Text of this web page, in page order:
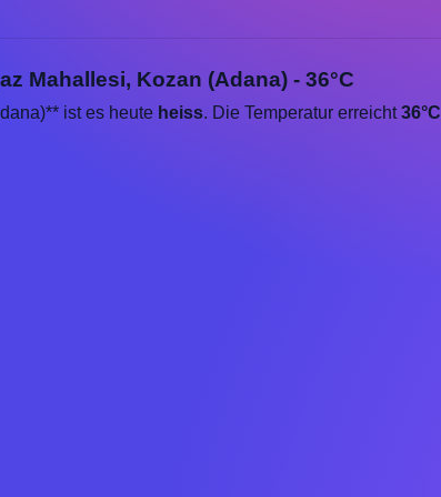
Mahallesi, Kozan (Adana) - 36°C
ist es heute heiss. Die Temperatur erreicht36°C